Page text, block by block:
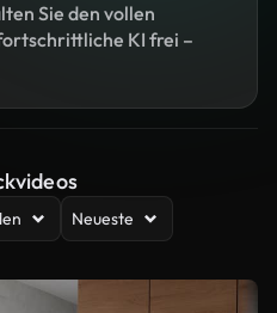
Sie den vollen
KI frei –
Neueste